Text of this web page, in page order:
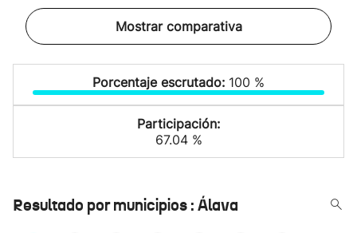
Mostrar comparativa
Porcentaje escrutado: 100 %
Participación:
67.04 %
Resultado por municipios : Álava